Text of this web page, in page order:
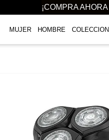
¡COMPRA
MUJER HOMBRE
cepillo secador